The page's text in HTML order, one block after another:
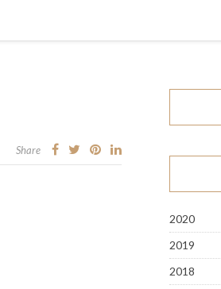
Share
2020
2019
2018